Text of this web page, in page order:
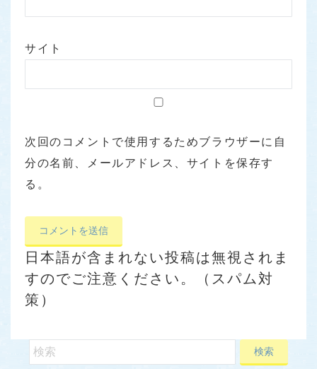
サイト
次回のコメントで使用するためブラウザーに自
分の名前、メールアドレス、サイトを保存す
る。
日本語が含まれない投稿は無視されま
すのでご注意ください。（スパム対
策）